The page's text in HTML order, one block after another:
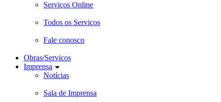
Serviços Online
Todos os Serviços
Fale conosco
Obras/Serviços
Imprensa
Notícias
Sala de Imprensa